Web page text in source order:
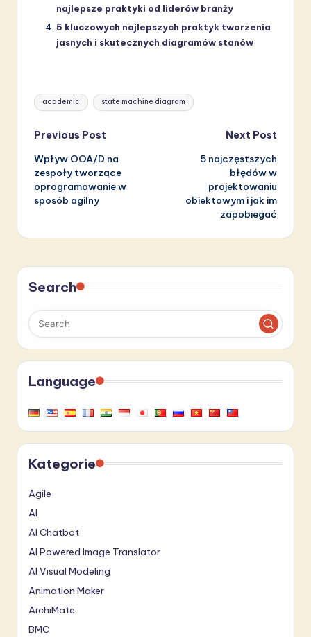
najlepsze praktyki od liderów branży
5 kluczowych najlepszych praktyk tworzenia
jasnych i skutecznych diagramów stanów
Tags:
academic state machine diagram
Post
navigation
Previous Post
Wpływ OOA/D na
zespoły tworzące
oprogramowanie w
sposób agilny
Next Post
5 najczęstszych
błędów w
projektowaniu
obiektowym i jak im
zapobiegać
Search
Language
Kategorie
Agile
AI
AI Chatbot
AI Powered Image Translator
AI Visual Modeling
Animation Maker
ArchiMate
BMC